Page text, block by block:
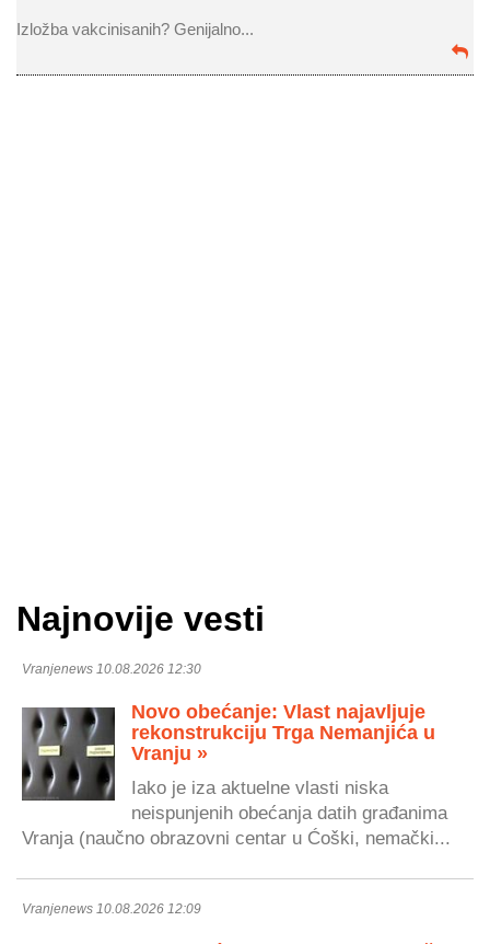
Izložba vakcinisanih? Genijalno...
Najnovije vesti
Vranjenews 10.08.2026 12:30
Novo obećanje: Vlast najavljuje
rekonstrukciju Trga Nemanjića u
Vranju »
Iako je iza aktuelne vlasti niska
neispunjenih obećanja datih građanima
Vranja (naučno obrazovni centar u Ćoški, nemački...
Vranjenews 10.08.2026 12:09